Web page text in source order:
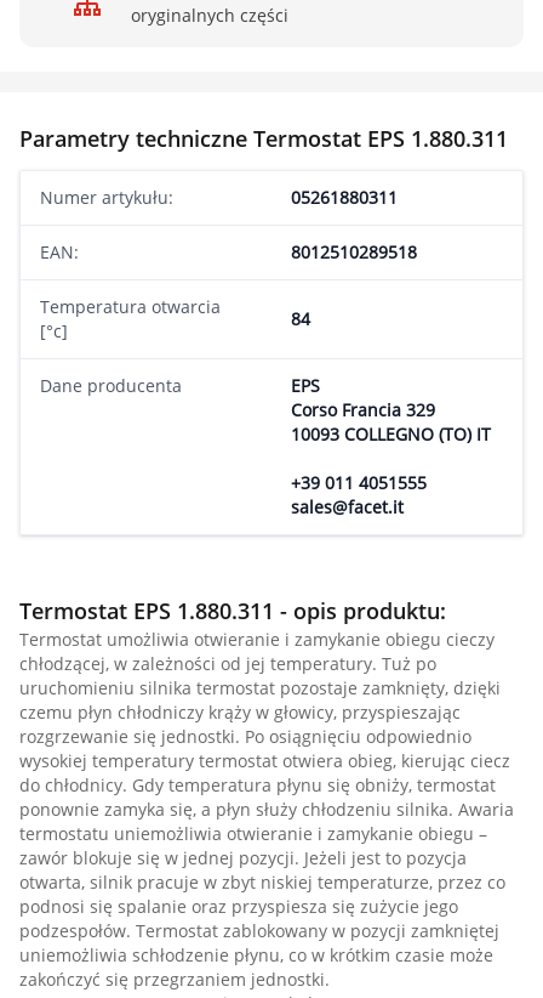
oryginalnych części
Parametry techniczne Termostat EPS 1.880.311
Numer artykułu: 05261880311
EAN: 8012510289518
Temperatura otwarcia
[°c]
84
Dane producenta
EPS
Corso Francia 329
10093 COLLEGNO (TO) IT
+39 011 4051555
sales@facet.it
Termostat EPS 1.880.311 - opis produktu:
Termostat umożliwia otwieranie i zamykanie obiegu cieczy
chłodzącej, w zależności od jej temperatury. Tuż po
uruchomieniu silnika termostat pozostaje zamknięty, dzięki
czemu płyn chłodniczy krąży w głowicy, przyspieszając
rozgrzewanie się jednostki. Po osiągnięciu odpowiednio
wysokiej temperatury termostat otwiera obieg, kierując ciecz
do chłodnicy. Gdy temperatura płynu się obniży, termostat
ponownie zamyka się, a płyn służy chłodzeniu silnika. Awaria
termostatu uniemożliwia otwieranie i zamykanie obiegu –
zawór blokuje się w jednej pozycji. Jeżeli jest to pozycja
otwarta, silnik pracuje w zbyt niskiej temperaturze, przez co
podnosi się spalanie oraz przyspiesza się zużycie jego
podzespołów. Termostat zablokowany w pozycji zamkniętej
uniemożliwia schłodzenie płynu, co w krótkim czasie może
zakończyć się przegrzaniem jednostki.